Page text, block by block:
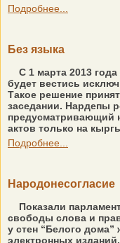
Подробнее...
Без языка
С 1 марта 2013
будет вестись
Такое решение
заседании. Нардепы
предусматривающий
актов только на
Подробнее...
Народонесогласие
Показали
свободы слова и
у стен “Белого
электронных